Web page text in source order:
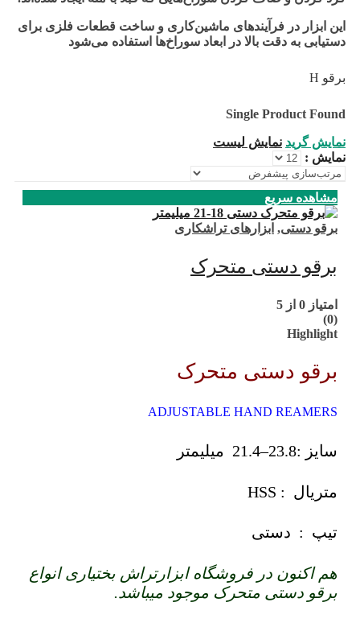
این ابزار در فرآیندهای ماشین‌کاری و ساخت قطعات فلزی برای
دستیابی به دقت بالا در ابعاد سوراخ‌ها استفاده می‌شود
برقو H
Single Product Found
نمایش گرید نمایش لیست
نمایش :
مشاهده سریع
برقو دستی, ابزارهای تراشکاری
برقو دستی متحرک
امتیاز 0 از 5
(0)
Highlight
برقو دستی متحرک
ADJUSTABLE HAND REAMERS
سایز :23.8–21.4 میلیمتر
متریال : HSS
تیپ : دستی
هم اکنون در فروشگاه ابزارتراش بختیاری انواع
برقو دستی متحرک موجود میباشد.